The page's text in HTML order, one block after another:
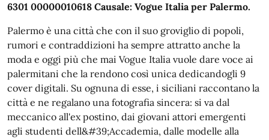
6301 00000010618 Causale: Vogue Italia per Palermo.
Palermo è una città che con il suo groviglio di popoli,
rumori e contraddizioni ha sempre attratto anche la
moda e oggi più che mai Vogue Italia vuole dare voce ai
palermitani che la rendono così unica dedicandogli 9
cover digitali. Su ognuna di esse, i siciliani raccontano la
città e ne regalano una fotografia sincera: si va dal
meccanico all'ex postino, dai giovani attori emergenti
agli studenti dell&#39;Accademia, dalle modelle alla